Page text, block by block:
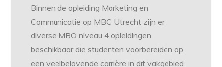
Binnen de opleiding Marketing en
Communicatie op MBO Utrecht zijn er
diverse MBO niveau 4 opleidingen
beschikbaar die studenten voorbereiden op
een veelbelovende carrière in dit vakgebied.